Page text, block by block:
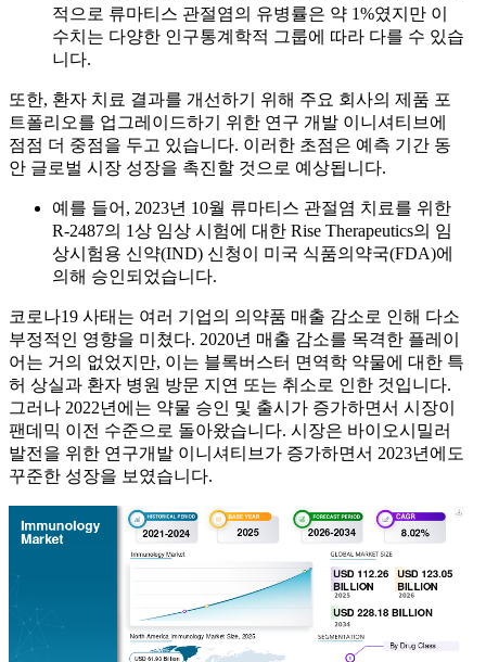
적으로 류마티스 관절염의 유병률은 약 1%였지만 이
수치는 다양한 인구통계학적 그룹에 따라 다를 수 있습
니다.
또한, 환자 치료 결과를 개선하기 위해 주요 회사의 제품 포
트폴리오를 업그레이드하기 위한 연구 개발 이니셔티브에
점점 더 중점을 두고 있습니다. 이러한 초점은 예측 기간 동
안 글로벌 시장 성장을 촉진할 것으로 예상됩니다.
예를 들어, 2023년 10월 류마티스 관절염 치료를 위한
R-2487의 1상 임상 시험에 대한 Rise Therapeutics의 임
상시험용 신약(IND) 신청이 미국 식품의약국(FDA)에
의해 승인되었습니다.
코로나19 사태는 여러 기업의 의약품 매출 감소로 인해 다소
부정적인 영향을 미쳤다. 2020년 매출 감소를 목격한 플레이
어는 거의 없었지만, 이는 블록버스터 면역학 약물에 대한 특
허 상실과 환자 병원 방문 지연 또는 취소로 인한 것입니다.
그러나 2022년에는 약물 승인 및 출시가 증가하면서 시장이
팬데믹 이전 수준으로 돌아왔습니다. 시장은 바이오시밀러
발전을 위한 연구개발 이니셔티브가 증가하면서 2023년에도
꾸준한 성장을 보였습니다.